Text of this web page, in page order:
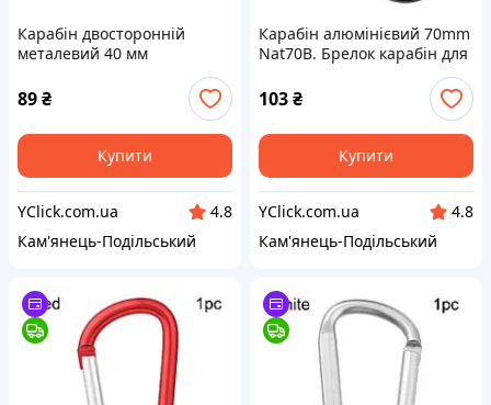
Карабін двосторонній
металевий 40 мм
Сріблястий. Брелок карабін
для ключів. Карабіни для
брелоків
89₴
Купити
YClick.com.ua
4.8
Кам'янець-Подільський
Карабін алюмінієвий 70mm
Nat70B. Брелок карабін для
брелоків
103₴
Купити
YClick.com.ua
4.8
Кам'янець-Подільський